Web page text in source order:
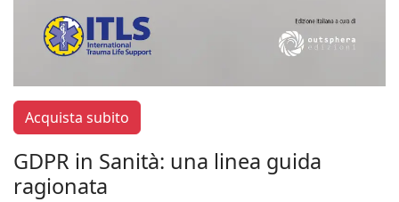
Acquista subito
GDPR in Sanità: una linea guida
ragionata